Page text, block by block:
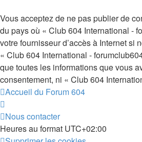
Vous acceptez de ne pas publier de
du pays où « Club 604 International -
votre fournisseur d’accès à Internet
« Club 604 International -
que toutes les informations que vous
consentement, ni « Club 604
Accueil du Forum 604
Nous contacter
Heures au format UTC+02:00